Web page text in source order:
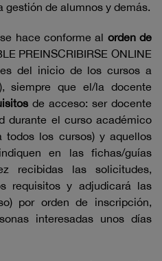
gestión de alumnos y demás.
hace conforme al orden de
PREINSCRIBIRSE ONLINE
del inicio de los cursos a
siempre que el/la docente
de acceso: ser docente
durante el curso académico
todos los cursos) y aquellos
en las fichas/guías
recibidas las solicitudes,
requisitos y adjudicará las
por orden de inscripción,
interesadas unos días